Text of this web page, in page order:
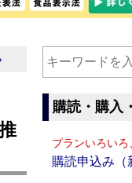
購読・購入
プランいろい
購読申込み（